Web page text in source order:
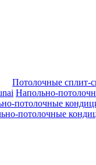
Потолочные сплит-
Напольно-
потолочные
потолочные